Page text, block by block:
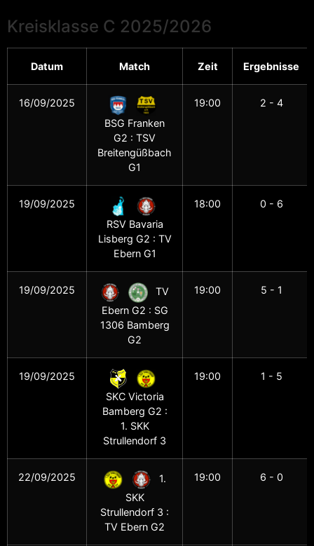
Kreisklasse C 2025/2026
Datum Match Zeit Ergebnisse
16/09/2025
BSG Franken
G2 : TSV
Breitengüßbach
G1
19:00 2 - 4
19/09/2025
RSV Bavaria
Lisberg G2 : TV
Ebern G1
18:00 0 - 6
19/09/2025
TV
Ebern G2 : SG
1306 Bamberg
G2
19:00 5 - 1
19/09/2025
SKC Victoria
Bamberg G2 :
1. SKK
Strullendorf 3
19:00 1 - 5
22/09/2025
1.
SKK
Strullendorf 3 :
TV Ebern G2
19:00 6 - 0